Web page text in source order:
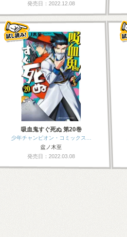
発売日：2022.12.08
吸血鬼すぐ死ぬ 第20巻
少年チャンピオン・コミックス…
盆ノ木至
発売日：2022.03.08